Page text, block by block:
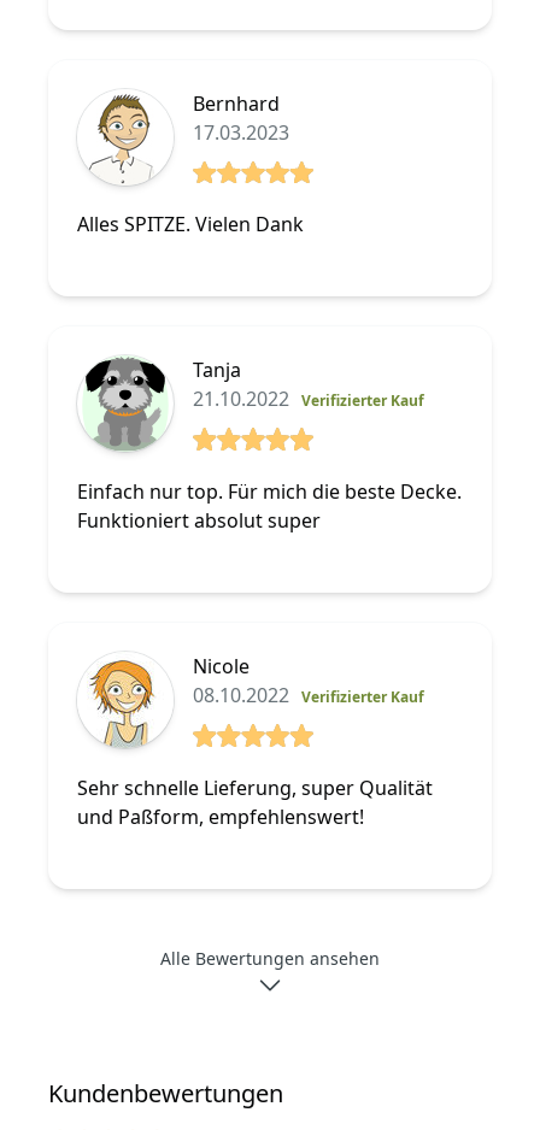
Bernhard
17.03.2023
Alles SPITZE. Vielen Dank
Tanja
21.10.2022 Verifizierter Kauf
Einfach nur top. Für mich die beste Decke.
Funktioniert absolut super
Nicole
08.10.2022 Verifizierter Kauf
Sehr schnelle Lieferung, super Qualität
und Paßform, empfehlenswert!
Alle Bewertungen ansehen
Kundenbewertungen